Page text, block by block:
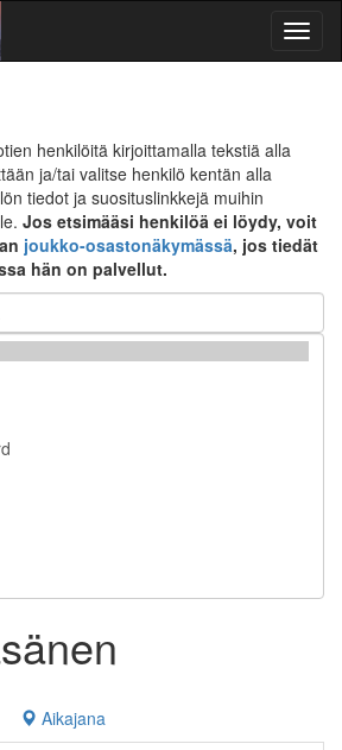
henkilöitä kirjoittamalla tekstiä alla
ja/tai valitse henkilö kentän alla
tiedot ja suosituslinkkejä muihin
Jos etsimääsi henkilöä ei löydy, voit
joukko-osastonäkymässä, jos tiedät
hän on palvellut.
Aikajana